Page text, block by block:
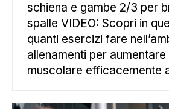
schiena e gambe 2/3 per
spalle VIDEO: Scopri in
quanti esercizi fare
allenamenti per
muscolare efficacemente